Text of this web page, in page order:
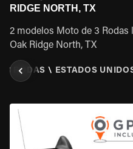
RIDGE NORTH, TX
2 modelos Moto de 3
Oak Ridge North, TX
3 RODAS \ ESTADOS